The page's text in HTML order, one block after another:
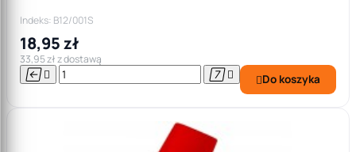
Indeks: B12/001S
18,95 zł
33,95 zł z dostawą
    Do koszyka